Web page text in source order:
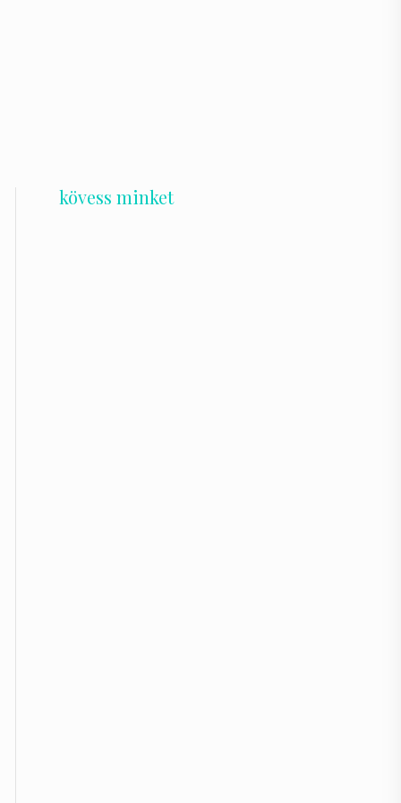
kövess minket